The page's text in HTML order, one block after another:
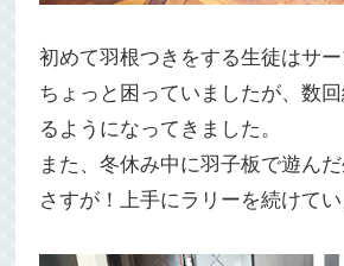
初めて羽根つきをする生徒はサ
ちょっと困っていましたが、数
るようになってきました。
また、冬休み中に羽子板で遊んだ
さすが！上手にラリーを続けてい